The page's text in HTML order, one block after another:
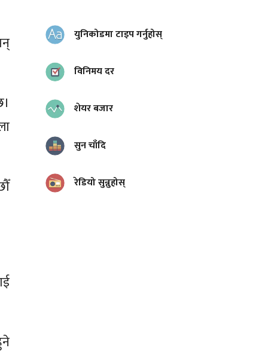
युनिकोडमा टाइप गर्नुहोस्
विनिमय दर
शेयर बजार
सुन चाँदि
रेडियो सुन्नुहोस्